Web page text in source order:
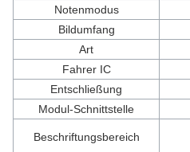
Notenmodus
Bildumfang
Art
Fahrer IC
Entschließung
Modul-Schnittstelle
Beschriftungsbereich